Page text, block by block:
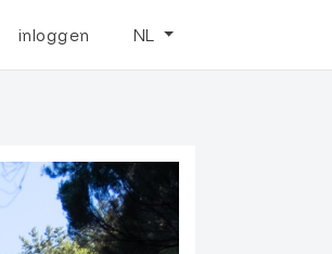
inloggen NL